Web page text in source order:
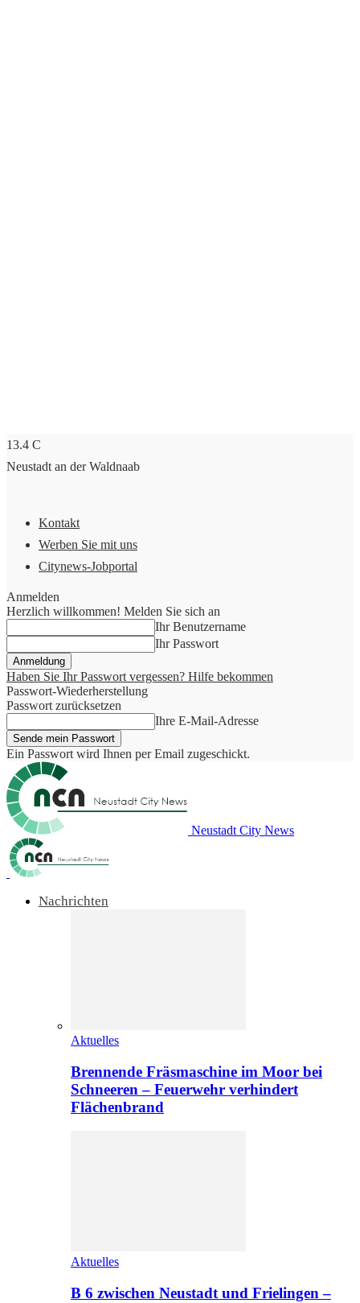
13.4 C
Neustadt an der Waldnaab
Kontakt
Werben Sie mit uns
Citynews-Jobportal
Anmelden
Herzlich willkommen! Melden Sie sich an
Ihr Benutzername
Ihr Passwort
Haben Sie Ihr Passwort vergessen? Hilfe bekommen
Passwort-Wiederherstellung
Passwort zurücksetzen
Ihre E-Mail-Adresse
Ein Passwort wird Ihnen per Email zugeschickt.
Neustadt City News
Nachrichten
Aktuelles
Brennende Fräsmaschine im Moor bei
Schneeren – Feuerwehr verhindert
Flächenbrand
Aktuelles
B 6 zwischen Neustadt und Frielingen –